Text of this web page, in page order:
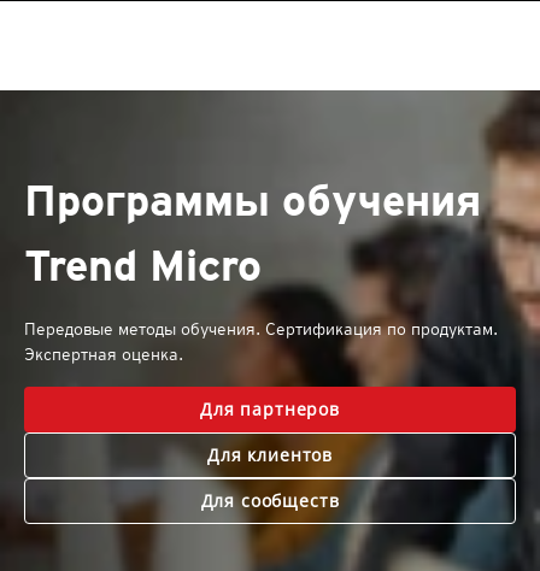
Программы обучения
Trend Micro
Передовые методы обучения. Сертификация по продуктам.
Экспертная оценка.
Для партнеров
Для клиентов
Для сообществ